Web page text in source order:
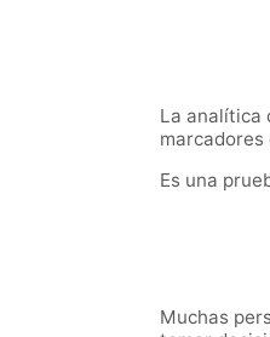
La analítica
Es una
Muchas